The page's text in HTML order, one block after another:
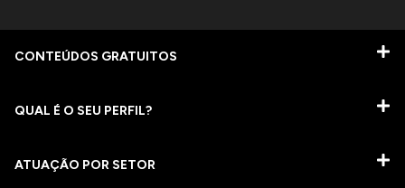
CONTEÚDOS GRATUITOS
QUAL É O SEU PERFIL?
ATUAÇÃO POR SETOR